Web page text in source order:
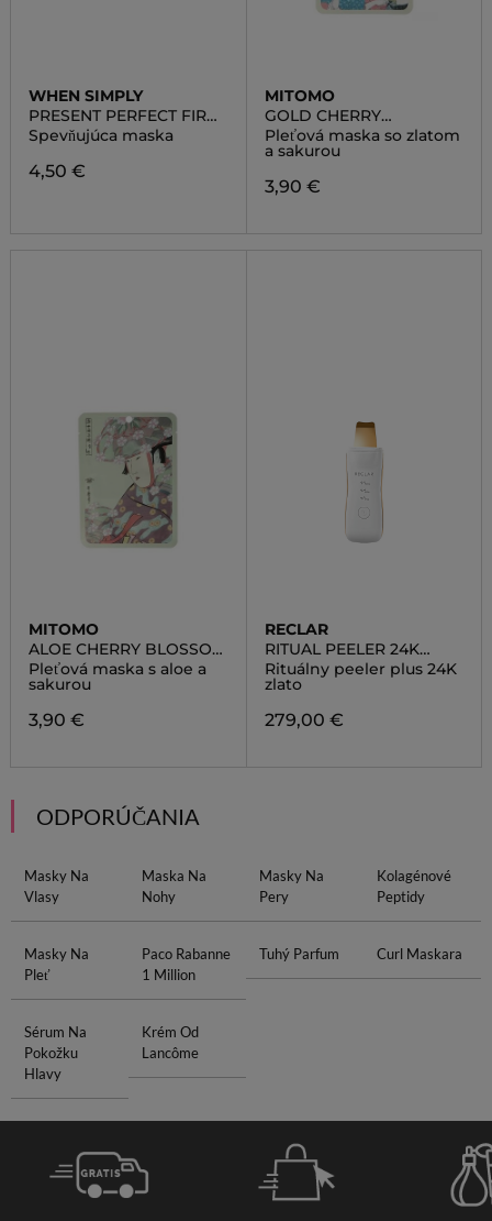
WHEN SIMPLY
PRESENT PERFECT FIRM
UP ULTRA-SOFT COTTON
LINTER BEMLIESE SHEET
MASK
Spevňujúca maska
4,50 €
MITOMO
GOLD CHERRY
BLOSSOM ESSENCE
MASK
Pleťová maska so zlatom
a sakurou
3,90 €
MITOMO
ALOE CHERRY BLOSSOM
ESSENC MASK TANUMA
TALLINN
Pleťová maska s aloe a
sakurou
3,90 €
RECLAR
RITUAL PEELER 24K
GOLD
Rituálny peeler plus 24K
zlato
279,00 €
ODPORÚČANIA
Masky Na
Vlasy
Maska Na
Nohy
Masky Na
Pery
Kolagénové
Peptidy
Masky Na
Pleť
Paco Rabanne
1 Million
Tuhý Parfum Curl Maskara
Sérum Na
Pokožku
Hlavy
Krém Od
Lancôme